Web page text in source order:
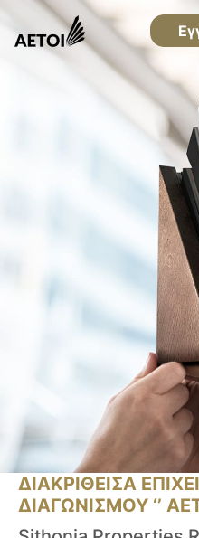
ΔΙΑΚΡΙΘΕΙΣΑ
ΔΙΑΓΩΝΙΣΜΟΥ ‘’